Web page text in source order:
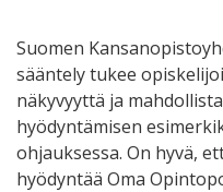
Suomen
sääntely tukee
näkyvyyttä ja
hyödyntämisen
ohjauksessa. On hyvä,
hyödyntää Oma